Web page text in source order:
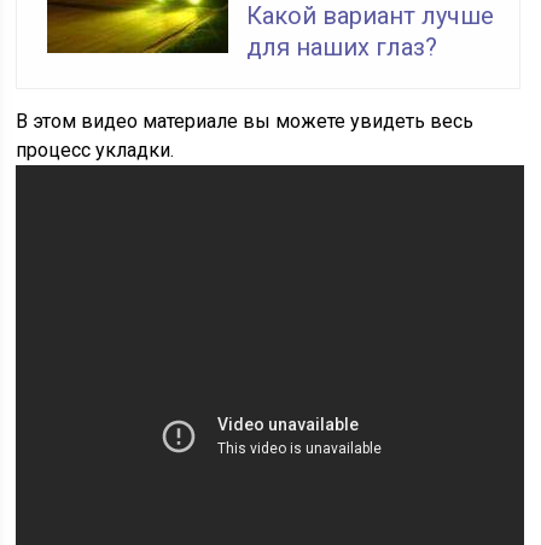
Какой вариант лучше
для наших глаз?
В этом видео материале вы можете увидеть весь
процесс укладки.